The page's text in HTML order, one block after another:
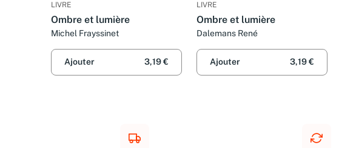
LIVRE
Ombre et lumière
Michel Frayssinet
Ajouter 3,19 €
LIVRE
Ombre et lumière
Dalemans René
Ajouter 3,19 €